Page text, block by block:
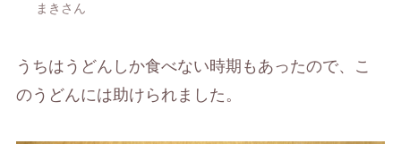
まきさん
うちはうどんしか食べない時期もあったので、こ
のうどんには助けられました。